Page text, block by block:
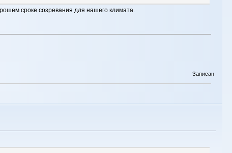
сроке созревания для нашего климата.
Записан